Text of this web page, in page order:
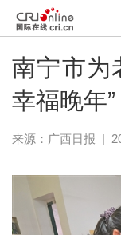
南宁市为
幸福晚年”
来源： 广西日报 |